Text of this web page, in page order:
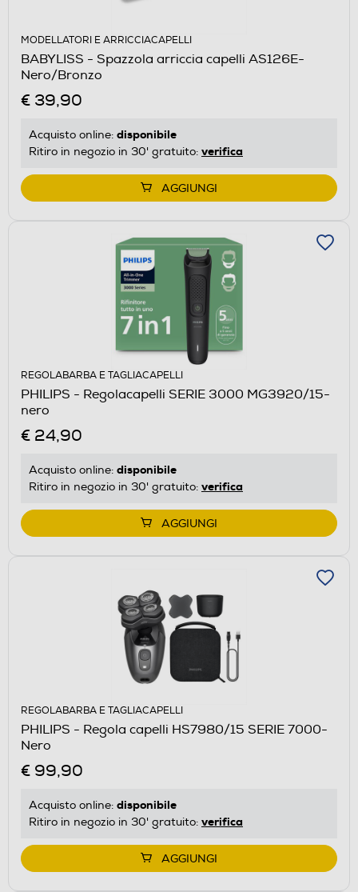
MODELLATORI E ARRICCIACAPELLI
BABYLISS - Spazzola arriccia capelli AS126E-
Nero/Bronzo
€ 39,90
Acquisto online: disponibile
Ritiro in negozio in 30' gratuito: verifica
AGGIUNGI
REGOLABARBA E TAGLIACAPELLI
PHILIPS - Regolacapelli SERIE 3000 MG3920/15-
nero
€ 24,90
Acquisto online: disponibile
Ritiro in negozio in 30' gratuito: verifica
AGGIUNGI
REGOLABARBA E TAGLIACAPELLI
PHILIPS - Regola capelli HS7980/15 SERIE 7000-
Nero
€ 99,90
Acquisto online: disponibile
Ritiro in negozio in 30' gratuito: verifica
AGGIUNGI